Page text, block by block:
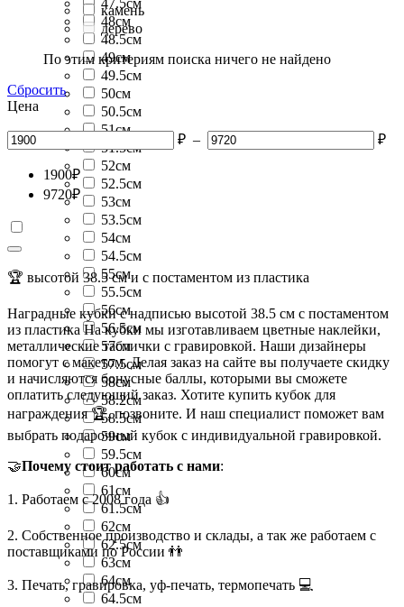
48см
48.5см
49см
49.5см
50см
50.5см
51см
51.5см
52см
52.5см
53см
53.5см
54см
54.5см
55см
55.5см
56см
56.5см
57см
57.5см
58см
58.2см
58.5см
59см
59.5см
60см
61см
61.5см
62см
62.5см
63см
64см
64.5см
камень
дерево
По этим критериям поиска ничего не найдено
Сбросить
Цена
₽ – ₽
1900₽
9720₽
🏆 высотой 38.5 см и с постаментом из пластика
Наградные кубки с надписью высотой 38.5 см с постаментом
из пластика На кубки мы изготавливаем цветные наклейки,
металлические таблички с гравировкой. Наши дизайнеры
помогут с макетом. Делая заказ на сайте вы получаете скидку
и начисляются бонусные баллы, которыми вы сможете
оплатить следующий заказ. Хотите купить кубок для
награждения 🏆, позвоните. И наш специалист поможет вам
выбрать подарочный кубок с индивидуальной гравировкой.
🤝Почему стоит работать с нами:
1. Работаем с 2008 года 👍
2. Собственное производство и склады, а так же работаем с
поставщиками по России 👬
3. Печать, гравировка, уф-печать, термопечать 💻